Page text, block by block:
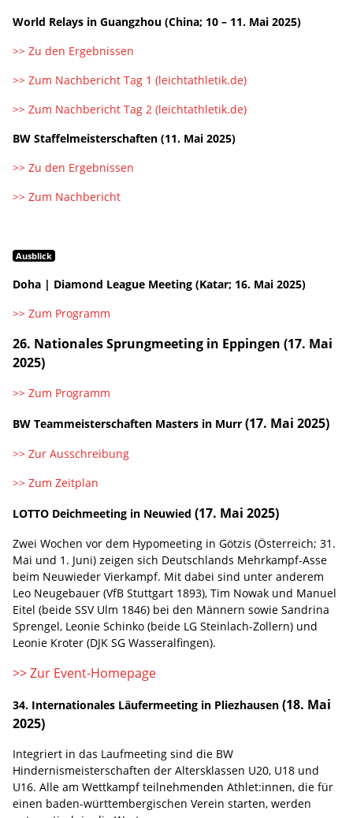
World Relays in Guangzhou (China; 10 – 11. Mai 2025)
>> Zu den Ergebnissen
>> Zum Nachbericht Tag 1 (leichtathletik.de)
>> Zum Nachbericht Tag 2 (leichtathletik.de)
BW Staffelmeisterschaften (11. Mai 2025)
>> Zu den Ergebnissen
>> Zum Nachbericht
Ausblick
Doha | Diamond League Meeting (Katar; 16. Mai 2025)
>> Zum Programm
26. Nationales Sprungmeeting in Eppingen (17. Mai
2025)
>> Zum Programm
BW Teammeisterschaften Masters in Murr (17. Mai 2025)
>> Zur Ausschreibung
>> Zum Zeitplan
LOTTO Deichmeeting in Neuwied (17. Mai 2025)
Zwei Wochen vor dem Hypomeeting in Götzis (Österreich; 31.
Mai und 1. Juni) zeigen sich Deutschlands Mehrkampf-Asse
beim Neuwieder Vierkampf. Mit dabei sind unter anderem
Leo Neugebauer (VfB Stuttgart 1893), Tim Nowak und Manuel
Eitel (beide SSV Ulm 1846) bei den Männern sowie Sandrina
Sprengel, Leonie Schinko (beide LG Steinlach-Zollern) und
Leonie Kroter (DJK SG Wasseralfingen).
>> Zur Event-Homepage
34. Internationales Läufermeeting in Pliezhausen (18. Mai
2025)
Integriert in das Laufmeeting sind die BW
Hindernismeisterschaften der Altersklassen U20, U18 und
U16. Alle am Wettkampf teilnehmenden Athlet:innen, die für
einen baden-württembergischen Verein starten, werden